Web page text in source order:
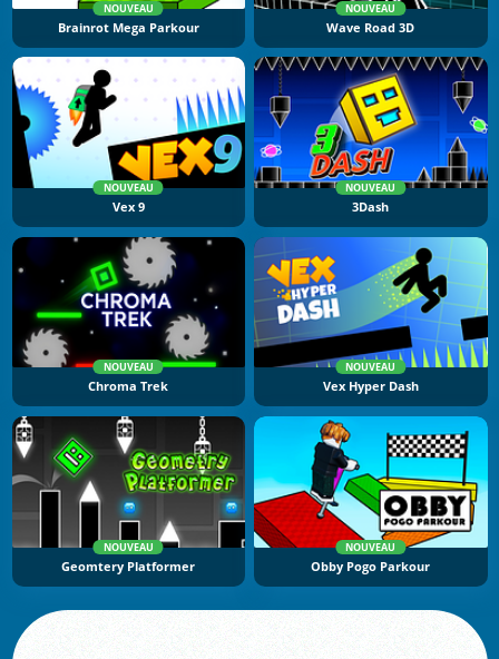
NOUVEAU
Brainrot Mega Parkour
NOUVEAU
Wave Road 3D
NOUVEAU
Vex 9
NOUVEAU
3Dash
NOUVEAU
Chroma Trek
NOUVEAU
Vex Hyper Dash
NOUVEAU
Geomtery Platformer
NOUVEAU
Obby Pogo Parkour